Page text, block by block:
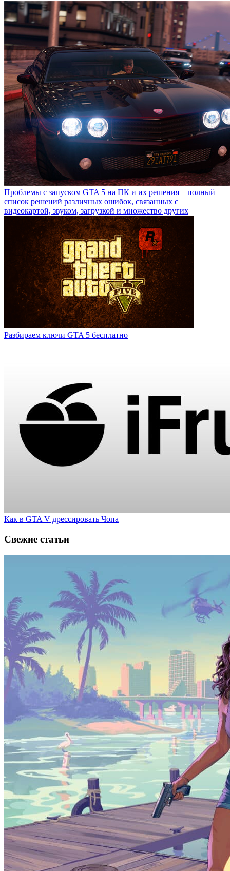
Проблемы с запуском GTA 5 на ПК и их решения – полный
список решений различных ошибок, связанных с
видеокартой, звуком, загрузкой и множество других
Разбираем ключи GTA 5 бесплатно
Как в GTA V дрессировать Чопа
Свежие статьи